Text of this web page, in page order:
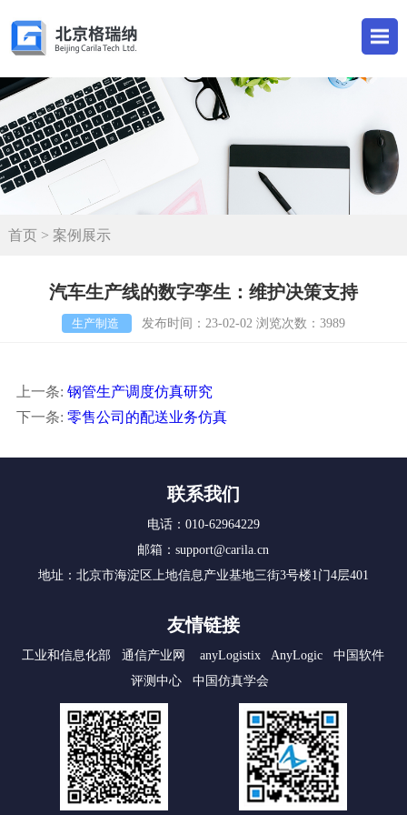
首页> 案例展示
汽车生产线的数字孪生：维护决策支持
生产制造 发布时间：23-02-02 浏览次数：3989
上一条: 钢管生产调度仿真研究
下一条: 零售公司的配送业务仿真
联系我们
电话：010-62964229
邮箱：support@carila.cn
地址：北京市海淀区上地信息产业基地三街3号楼1门4层401
友情链接
工业和信息化部 通信产业网 anyLogistix AnyLogic
中国软件
评测中心
中国仿真学会